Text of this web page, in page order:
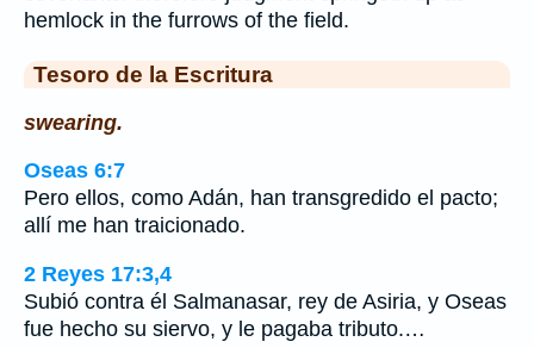
hemlock in the furrows of the field.
Tesoro de la Escritura
swearing.
Oseas 6:7
Pero ellos, como Adán, han transgredido el pacto;
allí me han traicionado.
2 Reyes 17:3,4
Subió contra él Salmanasar, rey de Asiria, y Oseas
fue hecho su siervo, y le pagaba tributo.…